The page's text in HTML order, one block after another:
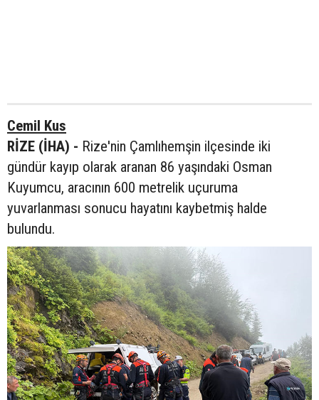
Cemil Kus
RİZE (İHA) - Rize'nin Çamlıhemşin ilçesinde iki
gündür kayıp olarak aranan 86 yaşındaki Osman
Kuyumcu, aracının 600 metrelik uçuruma
yuvarlanması sonucu hayatını kaybetmiş halde
bulundu.